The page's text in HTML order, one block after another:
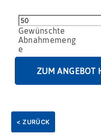
Schokoausstecher
Drachen
Menge
ZUM ANGEBOT
< ZURÜCK